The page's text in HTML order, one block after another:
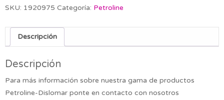
SKU: 1920975 Categoría: Petroline
Descripción
Descripción
Para más información sobre nuestra gama de productos
Petroline-Dislomar ponte en contacto con nosotros